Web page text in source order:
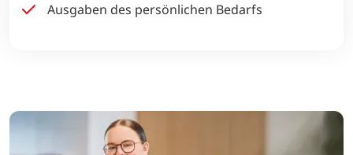
Ausgaben des persönlichen Bedarfs